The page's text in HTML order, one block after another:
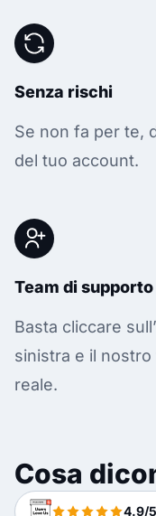
Senza rischi
Se non fa per te,
del tuo account.
Team di
Basta cliccare
sinistra e il
reale.
Cosa
4.9/5